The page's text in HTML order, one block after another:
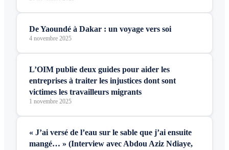
De Yaoundé à Dakar : un voyage vers soi
4 novembre 2025
L’OIM publie deux guides pour aider les
entreprises à traiter les injustices dont sont
victimes les travailleurs migrants
1 novembre 2025
« J’ai versé de l’eau sur le sable que j’ai ensuite
mangé… » (Interview avec Abdou Aziz Ndiaye,